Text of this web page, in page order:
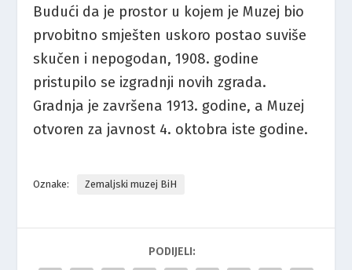
Budući da je prostor u kojem je Muzej bio
prvobitno smješten uskoro postao suviše
skučen i nepogodan, 1908. godine
pristupilo se izgradnji novih zgrada.
Gradnja je završena 1913. godine, a Muzej
otvoren za javnost 4. oktobra iste godine.
Oznake: Zemaljski muzej BiH
PODIJELI: